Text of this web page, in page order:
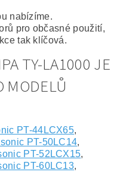
nabízíme.
pro občasné použití,
tak klíčová.
TY-LA1000 JE
MODELŮ
PT-44LCX65,
PT-50LC14,
PT-52LCX15,
PT-60LC13,